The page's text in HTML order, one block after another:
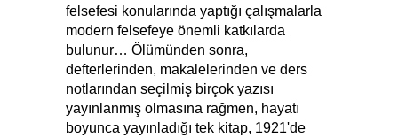
felsefesi konularında yaptığı çalışmalarla
modern felsefeye önemli katkılarda
bulunur… Ölümünden sonra,
defterlerinden, makalelerinden ve ders
notlarından seçilmiş birçok yazısı
yayınlanmış olmasına rağmen, hayatı
boyunca yayınladığı tek kitap, 1921'de